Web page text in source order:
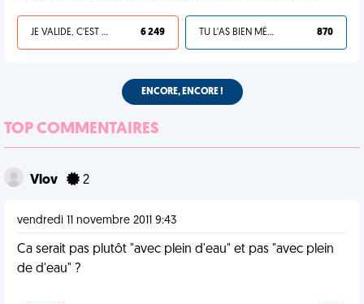
JE VALIDE, C'EST UNE VDM 6 249 TU L'AS BIEN MÉRITÉ 870
ENCORE, ENCORE !
TOP COMMENTAIRES
Vlov 2
vendredi 11 novembre 2011 9:43
Ca serait pas plutôt "avec plein d'eau" et pas "avec plein
de d'eau" ?